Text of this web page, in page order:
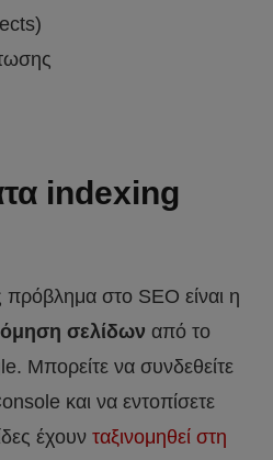
indexing
στο SEO είναι η
σελίδων από το
Μπορείτε να συνδεθείτε
και να εντοπίσετε
έχουν ταξινομηθεί στη